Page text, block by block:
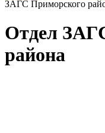
ЗАГС Приморского
Отдел
района